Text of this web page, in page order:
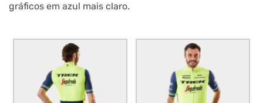
gráficos em azul mais claro.